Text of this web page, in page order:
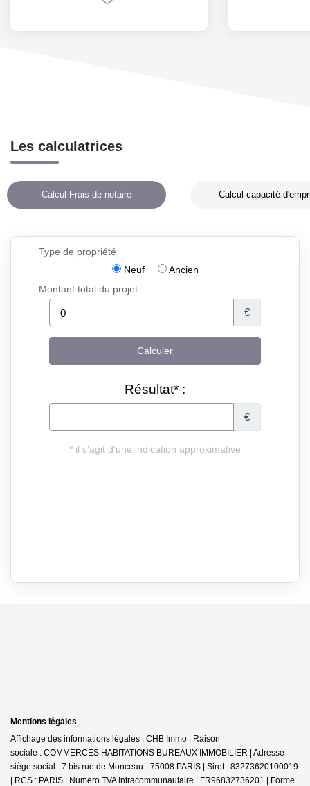
Les calculatrices
Calcul Frais de notaire Calcul capacité
Mentions légales
Affichage des informations légales : CHB Immo | Raison
sociale : COMMERCES HABITATIONS BUREAUX IMMOBILIER | Adresse
siège social : 7 bis rue de Monceau - 75008 PARIS | Siret : 83273620100019
| RCS : PARIS | Numero TVA Intracommunautaire : FR96832736201 | Forme